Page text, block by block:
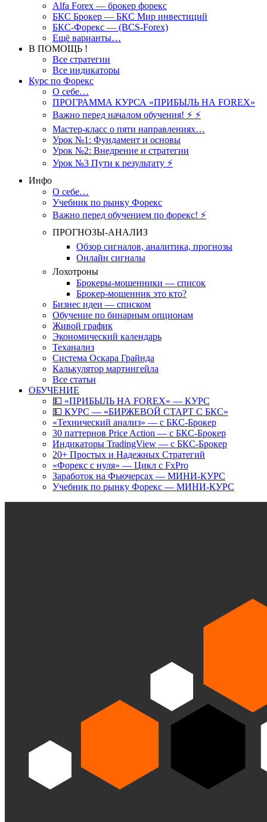
Alfa Forex — брокер форекс
БКС Брокер — БКС Мир инвестиций
БКС-Форекс — (BCS-Forex)
Ещё варианты…
В ПОМОЩЬ !
Все стратегии
Все индикаторы
Курс по Форекс
О себе…
ПРОГРАММА КУРСА «ПРИБЫЛЬ НА FOREX»
Важно перед началом обучения! ⚡ ⚡
Мастер-класс о пяти направлениях…
Урок №1: Фундамент и основы
Урок №2: Внедрение и стратегии
Урок №3 Пути к результату ⚡️
Инфо
О себе…
Учебник по рынку Форекс
Важно перед обучением по форекс! ⚡
ПРОГНОЗЫ-АНАЛИЗ
Обзор сигналов, аналитика, прогнозы
Онлайн сигналы
Лохотроны
Брокеры-мошенники — список
Брокер-мошенник это кто?
Бизнес идеи — списком
Обучение по бинарным опционам
Живой график
Экономический календарь
Теханализ
Система Оскара Грайнда
Калькулятор мартингейла
Все статьи
ОБУЧЕНИЕ
💵 «ПРИБЫЛЬ НА FOREX» — КУРС
💵 КУРС — «БИРЖЕВОЙ СТАРТ С БКС»
«Технический анализ» — с БКС-Брокер
30 паттернов Price Action — с БКС-Брокер
Индикаторы TradingView — с БКС-Брокер
20+ Простых и Надежных Стратегий
«Форекс с нуля» — Цикл с FxPro
Заработок на Фьючерсах — МИНИ-КУРС
Учебник по рынку Форекс — МИНИ-КУРС